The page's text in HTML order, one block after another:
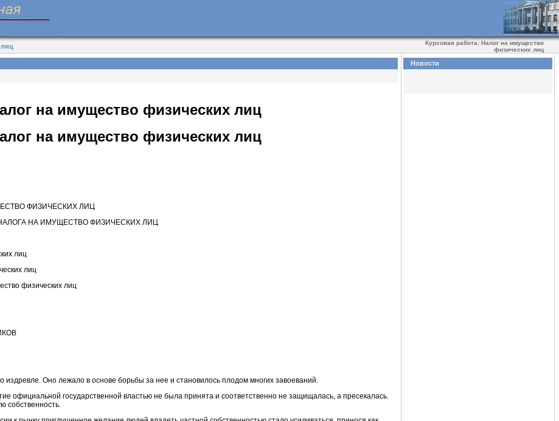
Курсовая работа: Налог на имущество
физических лиц
на имущество физических лиц
на имущество физических лиц
ФИЗИЧЕСКИХ ЛИЦ
НА ИМУЩЕСТВО ФИЗИЧЕСКИХ ЛИЦ
лиц
лиц
физических лиц
издревле. Оно лежало в основе борьбы за нее и становилось плодом многих завоеваний.
официальной государственной властью не была принята и соответственно не защищалась, а пресекалась.
собственность.
Новости